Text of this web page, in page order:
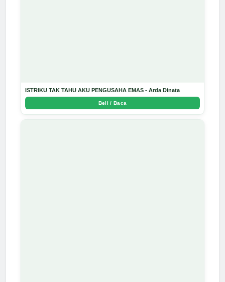
ISTRIKU TAK TAHU AKU PENGUSAHA EMAS - Arda Dinata
Beli / Baca